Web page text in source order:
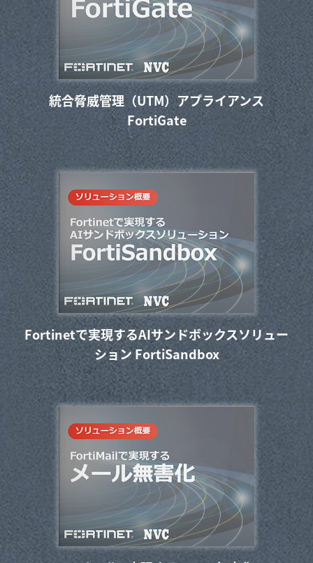
統合脅威管理（UTM）アプライアンス
FortiGate
Fortinetで実現するAIサンドボックスソリュー
ション FortiSandbox